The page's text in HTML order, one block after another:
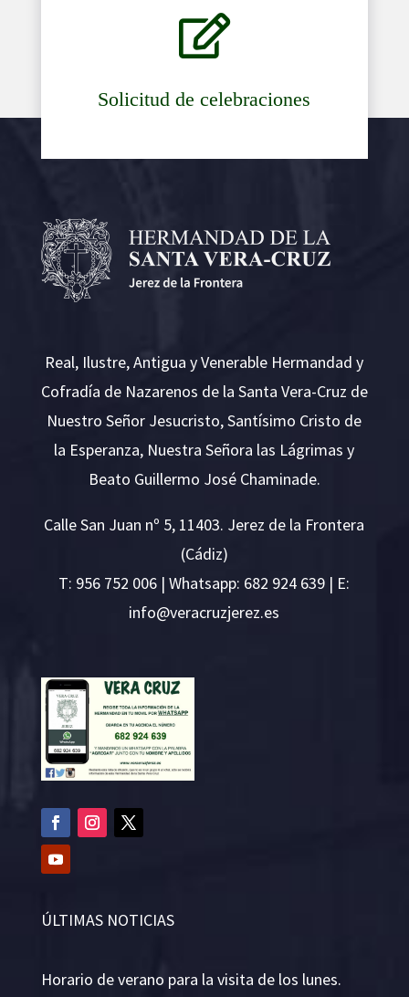

Solicitud de celebraciones
Real, Ilustre, Antigua y Venerable Hermandad y
Cofradía de Nazarenos de la Santa Vera-Cruz de
Nuestro Señor Jesucristo, Santísimo Cristo de
la Esperanza, Nuestra Señora las Lágrimas y
Beato Guillermo José Chaminade.
Calle San Juan nº 5, 11403. Jerez de la Frontera
(Cádiz)
T: 956 752 006 | Whatsapp: 682 924 639 | E:
se.ze
rejzu
rcare
v@ofn
i
ÚLTIMAS NOTICIAS
Horario de verano para la visita de los lunes.